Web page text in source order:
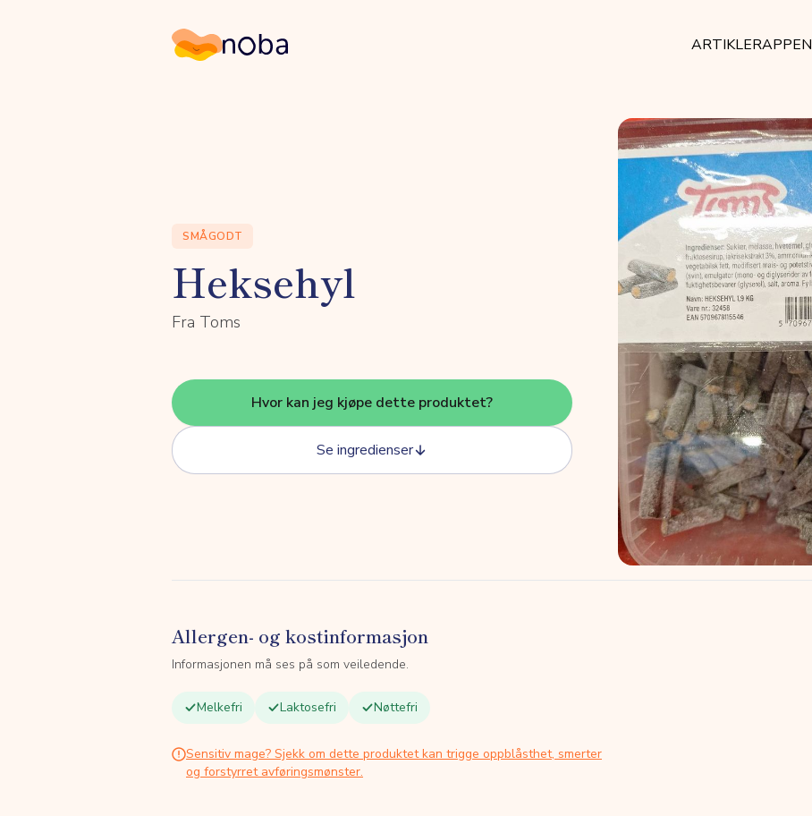
Noba ARTIKLERAPPEN
SMÅGODT
Heksehyl
Fra Toms
Hvor kan jeg kjøpe dette produktet?
Se ingredienser
Allergen- og kostinformasjon
Informasjonen må ses på som veiledende.
Melkefri Laktosefri Nøttefri
Sensitiv mage? Sjekk om dette produktet kan trigge oppblåsthet, smerter
og forstyrret avføringsmønster.